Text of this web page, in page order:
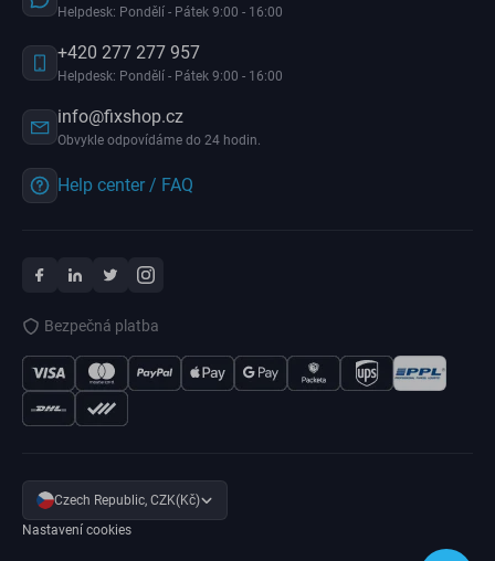
Helpdesk: Pondělí - Pátek 9:00 - 16:00
+420 277 277 957
Helpdesk: Pondělí - Pátek 9:00 - 16:00
info@fixshop.cz
Obvykle odpovídáme do 24 hodin.
Help center / FAQ
Bezpečná platba
Czech Republic, CZK(Kč)
Nastavení cookies